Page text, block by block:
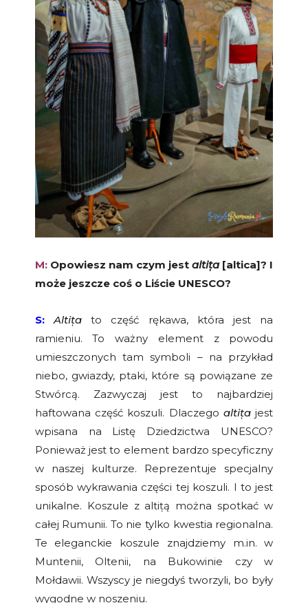
M:Opowiesz nam czym jestaltița[altica]? I
może jeszcze coś o Liście UNESCO?
S:Altițato część rękawa, która jest na
ramieniu. To ważny element z powodu
umieszczonych tam symboli – na przykład
niebo, gwiazdy, ptaki, które są powiązane ze
Stwórcą. Zazwyczaj jest to najbardziej
haftowana część koszuli. Dlaczegoaltița jest
wpisana na Listę Dziedzictwa UNESCO?
Ponieważ jest to element bardzo specyficzny
w naszej kulturze. Reprezentuje specjalny
sposób wykrawania części tej koszuli. I to jest
unikalne. Koszule z altițą można spotkać w
całej Rumunii. To nie tylko kwestia regionalna.
Te eleganckie koszule znajdziemy m.in. w
Muntenii, Oltenii, na Bukowinie czy w
Mołdawii. Wszyscy je niegdyś tworzyli, bo były
wygodne w noszeniu.